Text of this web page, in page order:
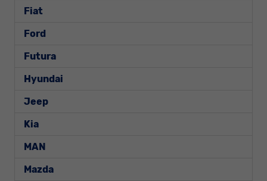
Fiat
Ford
Futura
Hyundai
Jeep
Kia
MAN
Mazda